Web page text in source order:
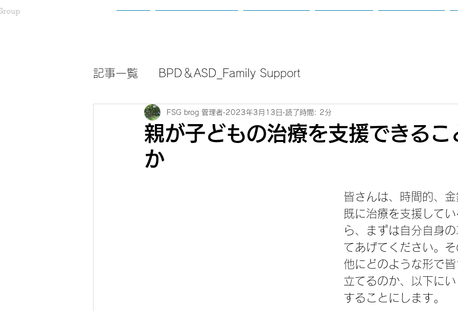
記事一覧 BPD＆ASD_Family Support
親が子どもの治療を支援できるこ
か
FSG brog 管理者 2023年3月13日 読了時間: 2分
皆さんは、時間的、
既に治療を支援して
ら、まずは自分自身
てあげてください。
他にどのような形で
立てるのか、以下に
することにします。